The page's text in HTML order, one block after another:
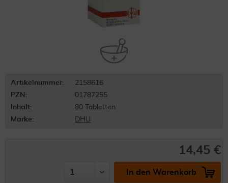
Artikelnummer:
2158616
PZN:
01787255
Inhalt:
80 Tabletten
Marke:
DHU
14,45 €
In den Warenkorb